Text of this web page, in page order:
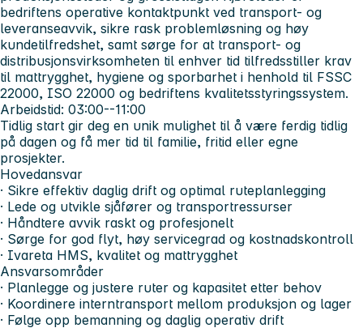
bedriftens operative kontaktpunkt ved transport- og
leveranseavvik, sikre rask problemløsning og høy
kundetilfredshet, samt sørge for at transport- og
distribusjonsvirksomheten til enhver tid tilfredsstiller krav
til mattrygghet, hygiene og sporbarhet i henhold til FSSC
22000, ISO 22000 og bedriftens kvalitetsstyringssystem.
Arbeidstid: 03:00--11:00
Tidlig start gir deg en unik mulighet til å være ferdig tidlig
på dagen og få mer tid til familie, fritid eller egne
prosjekter.
Hovedansvar
· Sikre effektiv daglig drift og optimal ruteplanlegging
· Lede og utvikle sjåfører og transportressurser
· Håndtere avvik raskt og profesjonelt
· Sørge for god flyt, høy servicegrad og kostnadskontroll
· Ivareta HMS, kvalitet og mattrygghet
Ansvarsområder
· Planlegge og justere ruter og kapasitet etter behov
· Koordinere interntransport mellom produksjon og lager
· Følge opp bemanning og daglig operativ drift